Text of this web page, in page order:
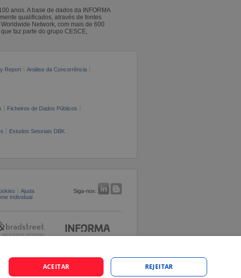
anos. A base de dados da INFORMA
qualificados, através de fontes
Network, com mais de 600
faz parte do grupo CESCE,
Report
Análise da Concorrência
Ficheiros de Dados Públicos
Estudos Setoriais DBK
Ajuda
Siga-nos:
Individual
ACEITAR REJEITAR